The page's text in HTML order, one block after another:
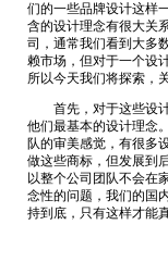
们的一些品牌设计这样
含的设计理念有很大关
司，通常我们看到大多
赖市场，但对于一个设
所以今天我们将探索，
首先，对于这些设计
他们最基本的设计理念
队的审美感觉，有很多
做这些商标，但发展到
以整个公司团队不会在
念性的问题，我们的国
持到底，只有这样才能